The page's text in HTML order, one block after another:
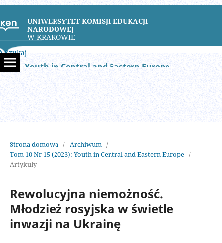
UNIWERSYTET KOMISJI EDUKACJI
NARODOWEJ
W KRAKOWIE
Szukaj
Youth in Central and Eastern Europe
Strona domowa / Archiwum /
Tom 10 Nr 15 (2023): Youth in Central and Eastern Europe /
Artykuły
Rewolucyjna niemożność.
Młodzież rosyjska w świetle
inwazji na Ukrainę